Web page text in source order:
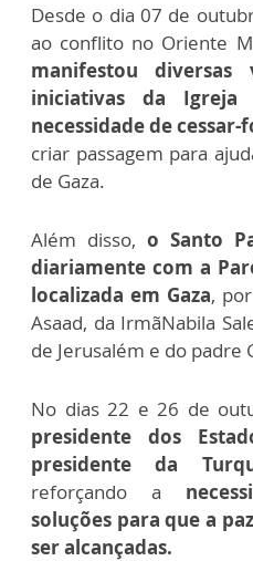
Desde o dia 07 de
ao conflito no Oriente
manifestou diversas
iniciativas da Igreja
necessidade de cessar-
criar passagem para
de Gaza.
Além disso, o Santo
diariamente com a
localizada em Gaza,
Asaad, da IrmãNabila
de Jerusalém e do padre
No dias 22 e 26 de
presidente dos
presidente da
reforçando a
soluções para que a
ser alcançadas.